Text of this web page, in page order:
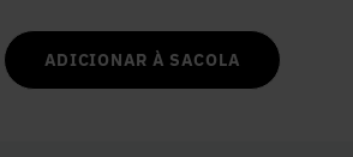
ADICIONAR À SACOLA
Corselet